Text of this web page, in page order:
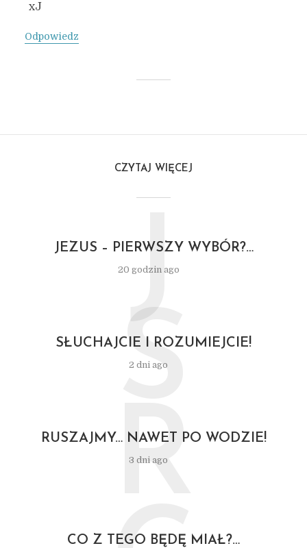
xJ
Odpowiedz
CZYTAJ WIĘCEJ
JEZUS – PIERWSZY WYBÓR?…
20 godzin ago
J
SŁUCHAJCIE I ROZUMIEJCIE!
2 dni ago
S
RUSZAJMY… NAWET PO WODZIE!
3 dni ago
R
CO Z TEGO BĘDĘ MIAŁ?…